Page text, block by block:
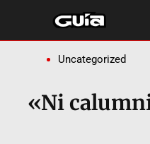
contenido
Uncategorized
«Ni